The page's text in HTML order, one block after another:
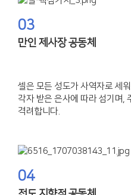
03
만인 제사장 공동체
셀은 모든 성도가 사역자로 세
각자 받은 은사에 따라 섬기며,
격려합니다.
04